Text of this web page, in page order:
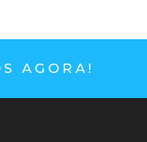
AGORA!